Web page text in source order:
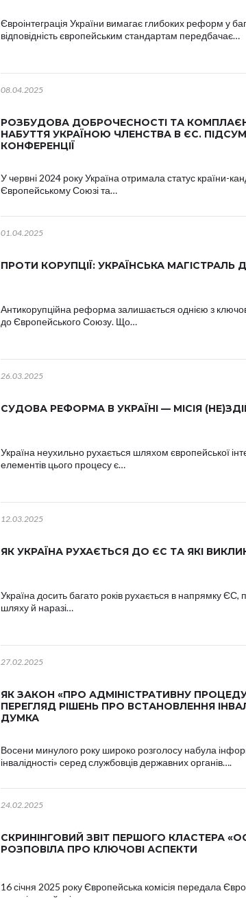
Євроінтеграція України вимагає глибоких реформ у
відповідність європейським стандартам передбачає…
08.04.2025
РОЗБУДОВА ДОБРОЧЕСНОСТІ ТА
НАБУТТЯ УКРАЇНОЮ ЧЛЕНСТВА В ЄС.
КОНФЕРЕНЦІЇ
У червні 2024 року Україна отримала статус країни-
Європейському Союзі та…
01.04.2025
ПРОТИ КОРУПЦІЇ: УКРАЇНСЬКА МАГІСТРАЛЬ
Антикорупційна реформа залишається однією з
до Європейського Союзу. Що…
26.03.2025
СУДОВА РЕФОРМА В УКРАЇНІ — МІСІЯ
Україна неухильно рухається шляхом європейської
елементів цього процесу є…
12.03.2025
ЯК УКРАЇНА РУХАЄТЬСЯ ДО ЄС ТА ЯКІ
Україна досить багато років рухається в напрямку ЄС,
шляху й наразі…
27.02.2025
ЯК ЗАКОН «ПРО АДМІНІСТРАТИВНУ
ПЕРЕГЛЯД РІШЕНЬ ПРО ВСТАНОВЛЕННЯ
ДУМКА
Восени минулого року широко розголосу набула
інвалідності» серед службовців державних органів….
24.02.2025
СКРИНІНГОВИЙ ЗВІТ ПЕРШОГО КЛАСТЕРА
РОЗПОВІЛА ПРО КЛЮЧОВІ АСПЕКТИ
16 січня 2025 року Європейська комісія передала